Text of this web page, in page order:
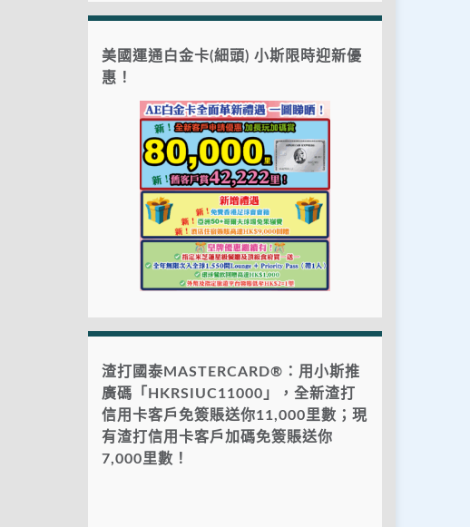
美國運通白金卡(細頭) 小斯限時迎新優
惠！
渣打國泰MASTERCARD®：用小斯推
廣碼「HKRSIUC11000」，全新渣打
信用卡客戶免簽賬送你11,000里數；現
有渣打信用卡客戶加碼免簽賬送你
7,000里數！